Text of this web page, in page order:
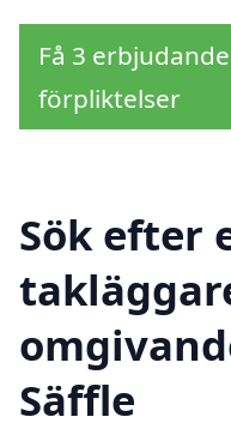
Få 3
förpliktelser
Sök efter
Säffle